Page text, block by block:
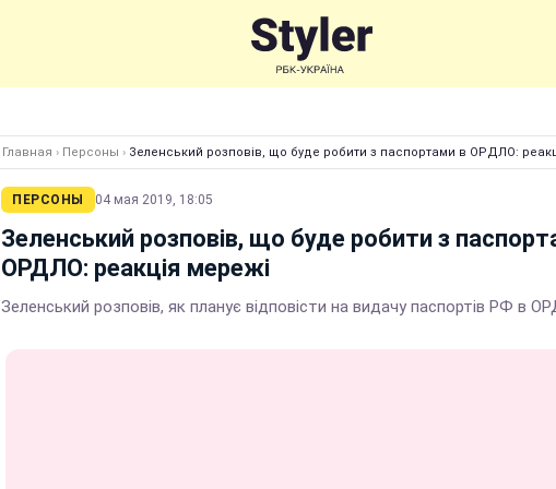
Главная › Персоны › Зеленський розповів, що буде робити з паспортами в ОРДЛО:
ПЕРСОНЫ 04 мая 2019, 18:05
Зеленський розповів, що буде робити з
ОРДЛО: реакція мережі
Зеленський розповів, як планує відповісти на видачу паспортів РФ в